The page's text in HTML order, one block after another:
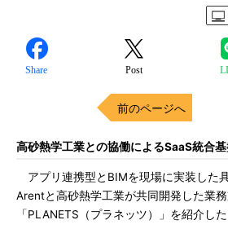
Share Post
前のページへ
高砂熱学工業との協働によるSaaS統合基
アプリ連携型とBIMを現場に実装した
Arentと高砂熱学工業が共同開発した業
「PLANETS（プラネッツ）」を紹介した